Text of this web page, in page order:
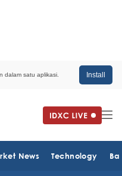
dalam satu aplikasi. Install
News Technology